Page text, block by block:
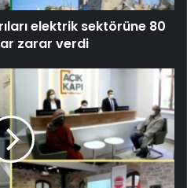
elektrik sektörüne 80
zarar verdi